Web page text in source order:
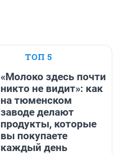
ТОП 5
«Молоко здесь почти
никто не видит»: как
на тюменском
заводе делают
продукты, которые
вы покупаете
каждый день